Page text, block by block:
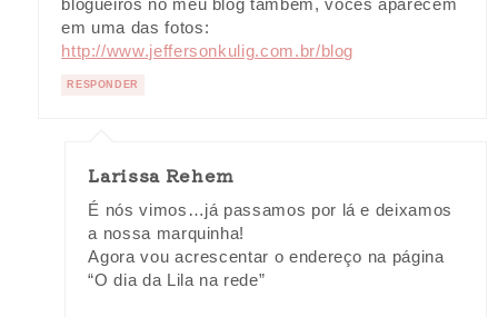
blogueiros no meu blog também, vocês aparecem
em uma das fotos:
http://www.jeffersonkulig.com.br/blog
RESPONDER
Larissa Rehem
É nós vimos…já passamos por lá e deixamos
a nossa marquinha!
Agora vou acrescentar o endereço na página
“O dia da Lila na rede”